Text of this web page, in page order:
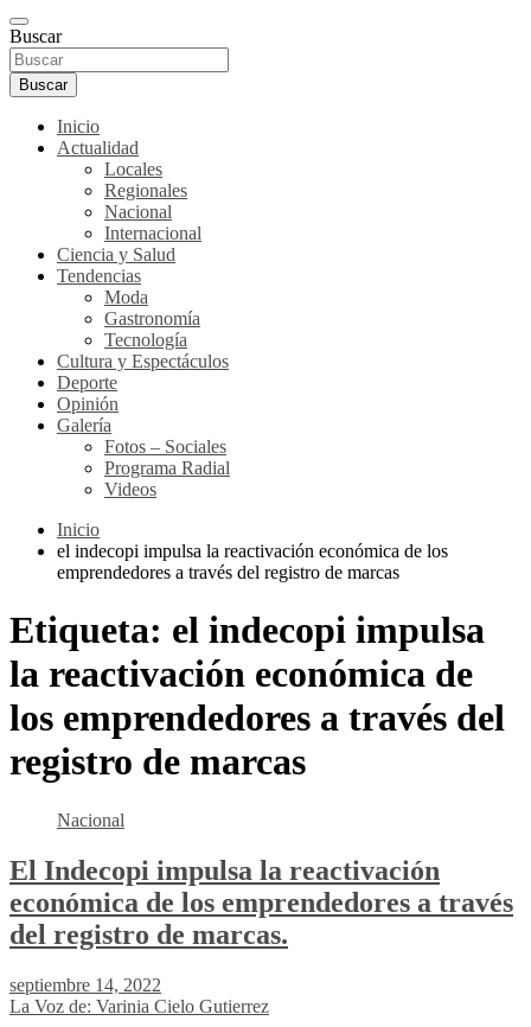
Buscar
Buscar
Inicio
Actualidad
Locales
Regionales
Nacional
Internacional
Ciencia y Salud
Tendencias
Moda
Gastronomía
Tecnología
Cultura y Espectáculos
Deporte
Opinión
Galería
Fotos – Sociales
Programa Radial
Videos
Inicio
el indecopi impulsa la reactivación económica de los
emprendedores a través del registro de marcas
Etiqueta: el indecopi impulsa
la reactivación económica de
los emprendedores a través del
registro de marcas
Nacional
El Indecopi impulsa la reactivación
económica de los emprendedores a través
del registro de marcas.
septiembre 14, 2022
La Voz de: Varinia Cielo Gutierrez